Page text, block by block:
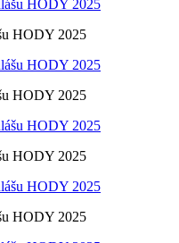
HODY 2025
HODY 2025
HODY 2025
HODY 2025